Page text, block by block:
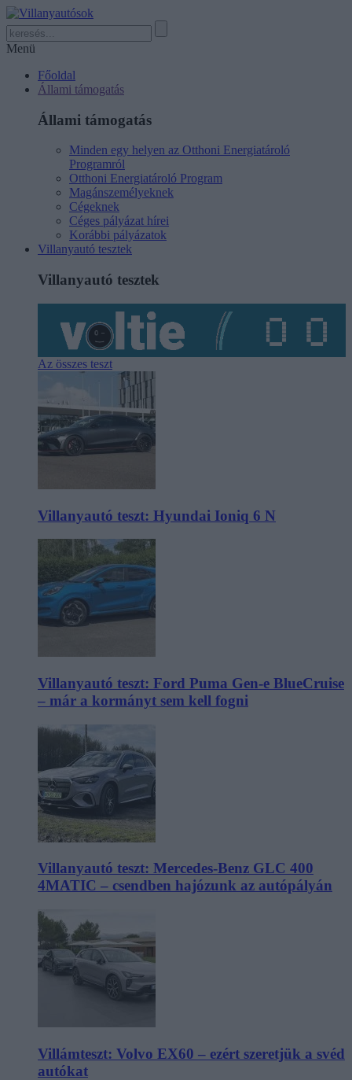
Menü
Főoldal
Állami támogatás
Állami támogatás
Minden egy helyen az Otthoni Energiatároló
Programról
Otthoni Energiatároló Program
Magánszemélyeknek
Cégeknek
Céges pályázat hírei
Korábbi pályázatok
Villanyautó tesztek
Villanyautó tesztek
Az összes teszt
Villanyautó teszt: Hyundai Ioniq 6 N
Villanyautó teszt: Ford Puma Gen-e BlueCruise
– már a kormányt sem kell fogni
Villanyautó teszt: Mercedes-Benz GLC 400
4MATIC – csendben hajózunk az autópályán
Villámteszt: Volvo EX60 – ezért szeretjük a svéd
autókat